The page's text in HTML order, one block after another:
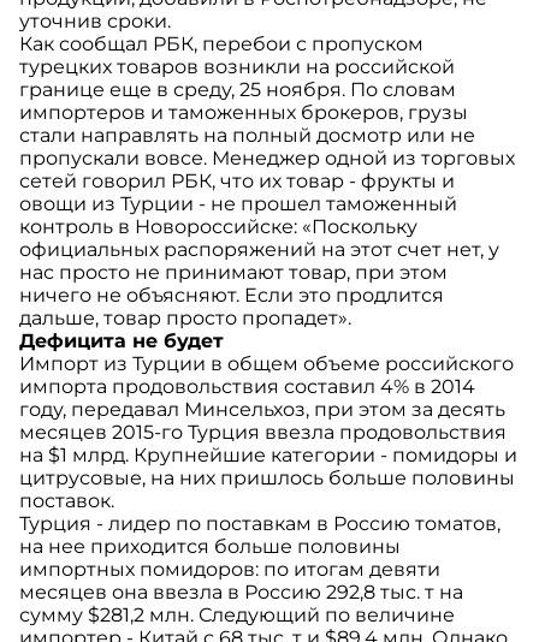
уточнив сроки.
Как сообщал РБК, перебои с пропуском
турецких товаров возникли на российской
границе еще в среду, 25 ноября. По словам
импортеров и таможенных брокеров, грузы
стали направлять на полный досмотр или не
пропускали вовсе. Менеджер одной из торговых
сетей говорил РБК, что их товар - фрукты и
овощи из Турции - не прошел таможенный
контроль в Новороссийске: «Поскольку
официальных распоряжений на этот счет нет, у
нас просто не принимают товар, при этом
ничего не объясняют. Если это продлится
дальше, товар просто пропадет».
Дефицита не будет
Импорт из Турции в общем объеме российского
импорта продовольствия составил 4% в 2014
году, передавал Минсельхоз, при этом за десять
месяцев 2015-го Турция ввезла продовольствия
на $1 млрд. Крупнейшие категории - помидоры и
цитрусовые, на них пришлось больше половины
поставок.
Турция - лидер по поставкам в Россию томатов,
на нее приходится больше половины
импортных помидоров: по итогам девяти
месяцев она ввезла в Россию 292,8 тыс. т на
сумму $281,2 млн. Следующий по величине